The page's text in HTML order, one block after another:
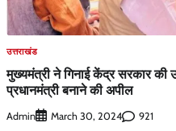
उत्तराखंड
मुख्यमंत्री ने गिनाई केंद्र सरकार की
प्रधानमंत्री बनाने की अपील
Admin March 30, 2024 921